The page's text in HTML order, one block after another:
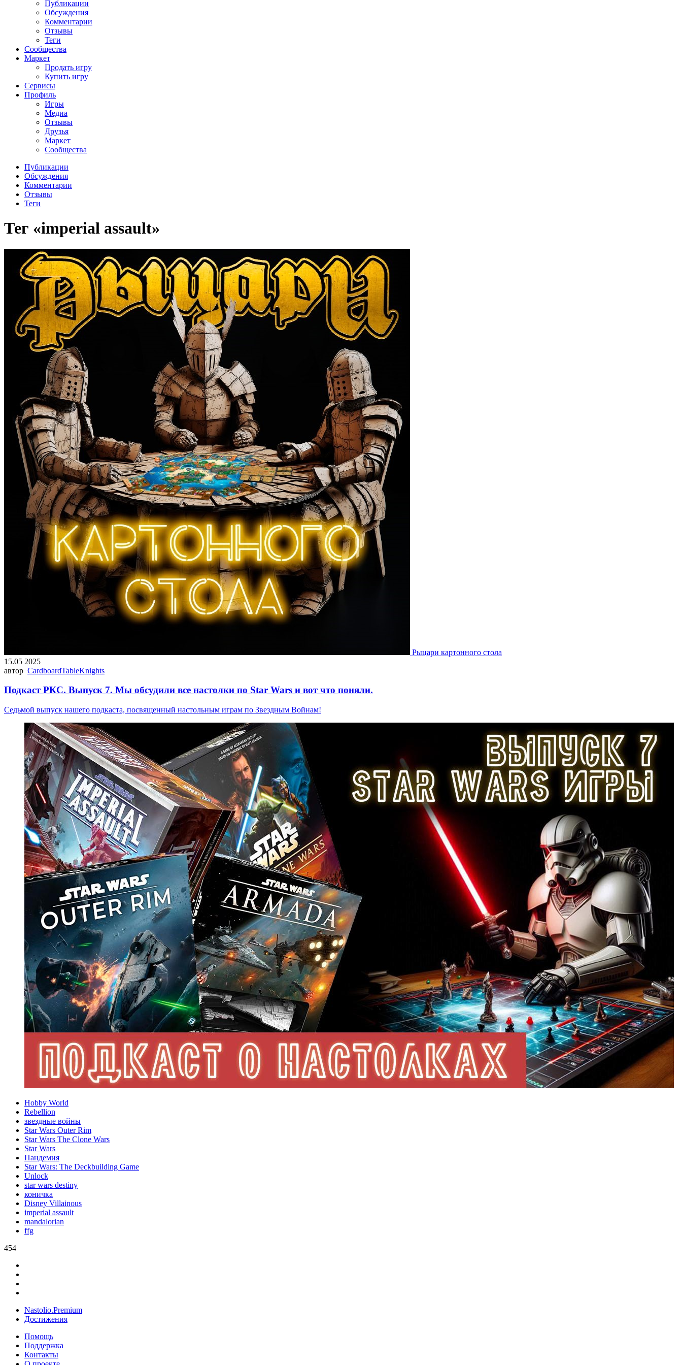
Публикации
Обсуждения
Комментарии
Отзывы
Теги
Сообщества
Маркет
Продать игру
Купить игру
Сервисы
Профиль
Игры
Медиа
Отзывы
Друзья
Маркет
Сообщества
Публикации
Обсуждения
Комментарии
Отзывы
Теги
Тег «imperial assault»
Рыцари картонного стола
15.05 2025
автор CardboardTableKnights
Подкаст РКС. Выпуск 7. Мы обсудили все настолки по Star Wars и вот что поняли.
Седьмой выпуск нашего подкаста, посвященный настольным играм по Звездным Войнам!
Hobby World
Rebellion
звездные войны
Star Wars Outer Rim
Star Wars The Clone Wars
Star Wars
Пандемия
Star Wars: The Deckbuilding Game
Unlock
star wars destiny
коничка
Disney Villainous
imperial assault
mandalorian
ffg
454
Nastolio.Premium
Достижения
Помощь
Поддержка
Контакты